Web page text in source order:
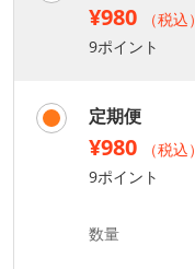
¥980 （税込）
9ポイント
定期便
¥980 （税込）
9ポイント
数量